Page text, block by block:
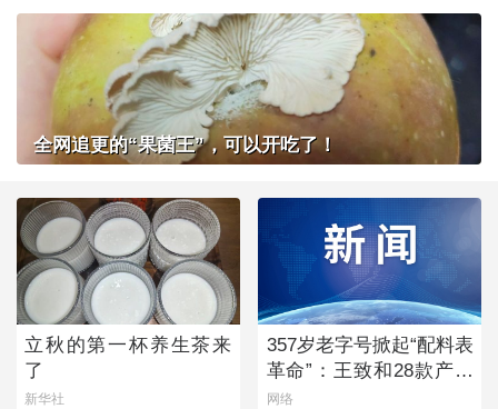
全网追更的“果菌王”，可以开吃了！
立秋的第一杯养生茶来
了
新华社
357岁老字号掀起“配料表
革命”：王致和28款产品
获清洁标签0级评价
网络